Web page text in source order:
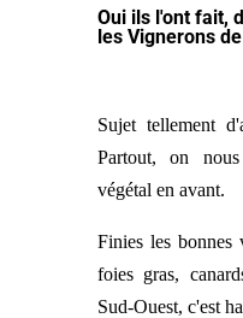
Oui ils l'ont fait,
les Vignerons
Sujet tellement
Partout, on
végétal en avant.
Finies les bonnes
foies gras,
Sud-Ouest, c'est